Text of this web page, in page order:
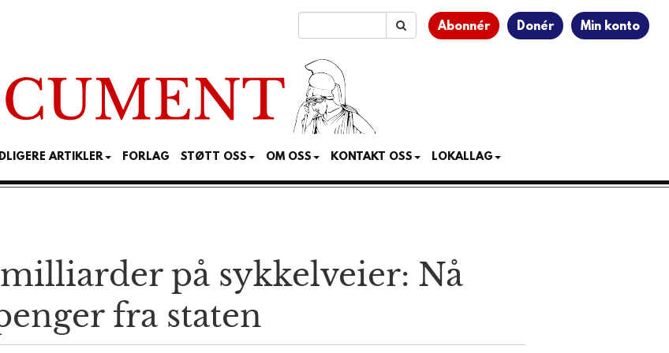
Abonnér Donér Min konto
ARTIKLER FORLAG STØTT OSS OM OSS KONTAKT OSS LOKALLAG
på sykkelveier: Nå
fra staten